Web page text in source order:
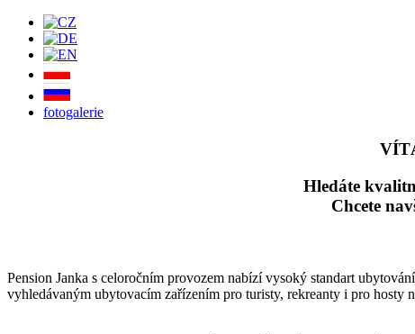
fotogalerie
Hledáte
Chcete
Pension Janka s celoročním provozem nabízí vysoký standart
vyhledávaným ubytovacím zařízením pro turisty, rekreanty i pro hosty